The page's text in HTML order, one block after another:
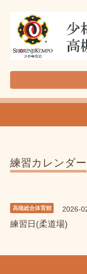
練習カレンダー
高槻総合体育館 2026-
練習日(柔道場)